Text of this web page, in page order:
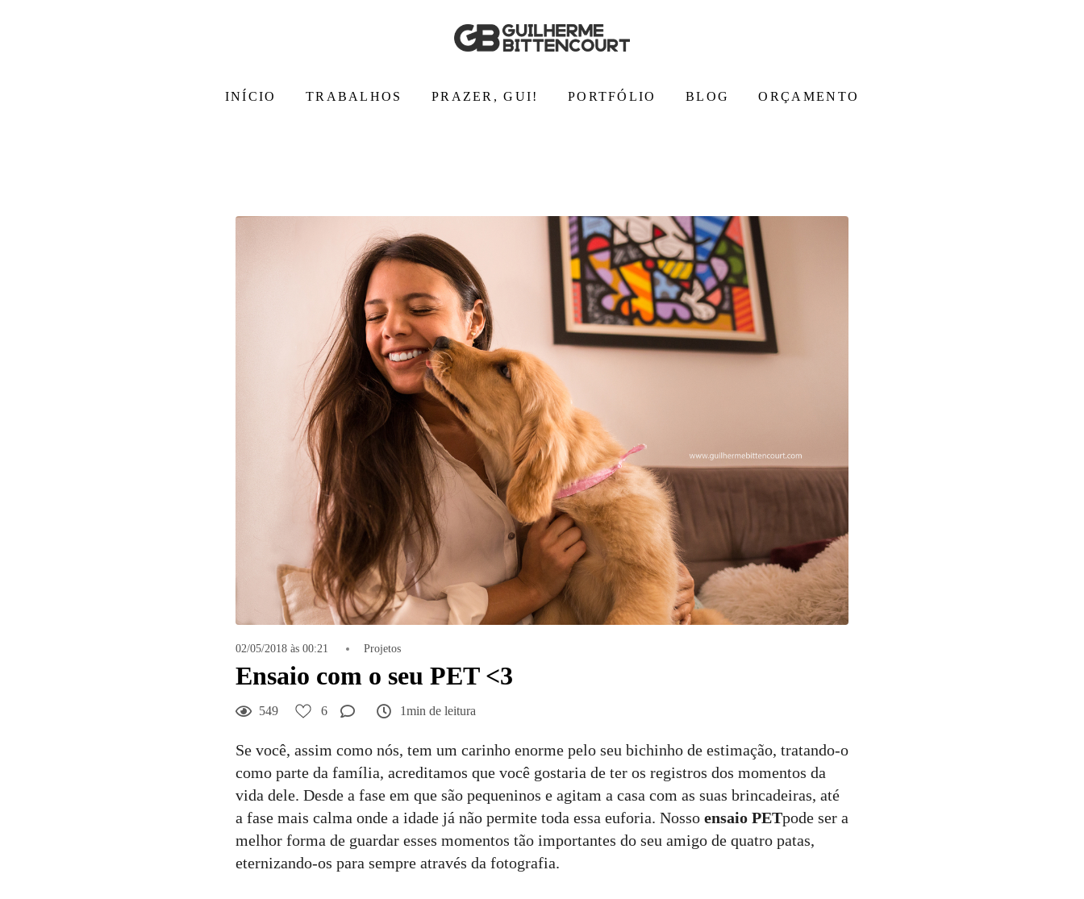
INÍCIO TRABALHOS PRAZER, GUI! PORTFÓLIO BLOG ORÇAMENTO
02/05/2018 às 00:21 Projetos
Ensaio com o seu PET <3
549 6 1min de leitura
Se você, assim como nós, tem um carinho enorme pelo seu bichinho de estimação, tratando-o
como parte da família, acreditamos que você gostaria de ter os registros dos momentos da
vida dele. Desde a fase em que são pequeninos e agitam a casa com as suas brincadeiras, até
a fase mais calma onde a idade já não permite toda essa euforia. Nosso ensaio PETpode ser a
melhor forma de guardar esses momentos tão importantes do seu amigo de quatro patas,
eternizando-os para sempre através da fotografia.